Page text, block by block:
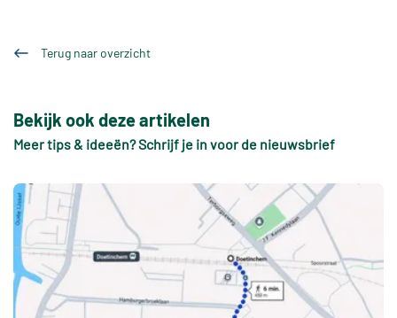
Terug naar overzicht
Bekijk ook deze artikelen
Meer tips & ideeën? Schrijf je in voor de nieuwsbrief